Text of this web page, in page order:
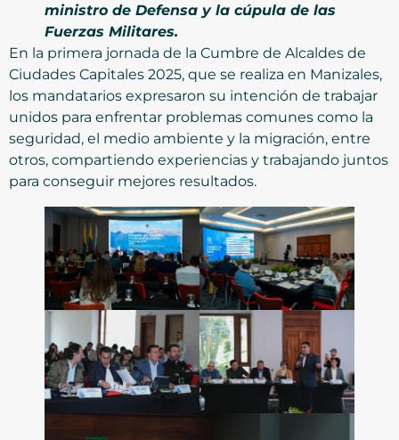
ministro de Defensa y la cúpula de las
Fuerzas Militares.
En la primera jornada de la Cumbre de Alcaldes de
Ciudades Capitales 2025, que se realiza en Manizales,
los mandatarios expresaron su intención de trabajar
unidos para enfrentar problemas comunes como la
seguridad, el medio ambiente y la migración, entre
otros, compartiendo experiencias y trabajando juntos
para conseguir mejores resultados.